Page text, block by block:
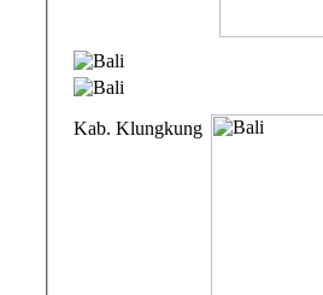
Kab. Klungkung